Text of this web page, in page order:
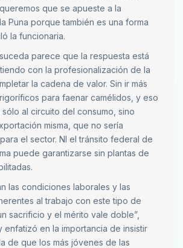
que se apueste a la
Puna porque también es una forma
la funcionaria.
parece que la respuesta está
con la profesionalización de la
la cadena de valor. Sin ir más
para faenar camélidos, y eso
al circuito del consumo, sino
misma, que no sería
el sector. NI el tránsito federal de
puede garantizarse sin plantas de
las condiciones laborales y las
al trabajo con este tipo de
sacrificio y el mérito vale doble”,
enfatizó en la importancia de insistir
de que los más jóvenes de las